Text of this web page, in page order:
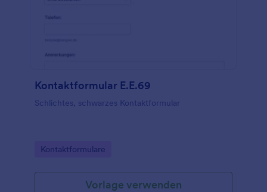
Kontaktformular E.E.69
Schlichtes, schwarzes Kontaktformular
Go to Category:
Kontaktformulare
Vorlage verwenden